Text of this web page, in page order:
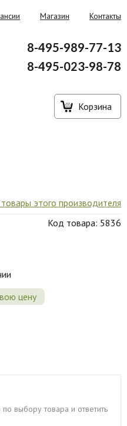
Магазин Контакты
8-495-989-77-13
8-495-023-98-78
Корзина
этого производителя
Код товара: 5836
цену
выбору товара и ответить